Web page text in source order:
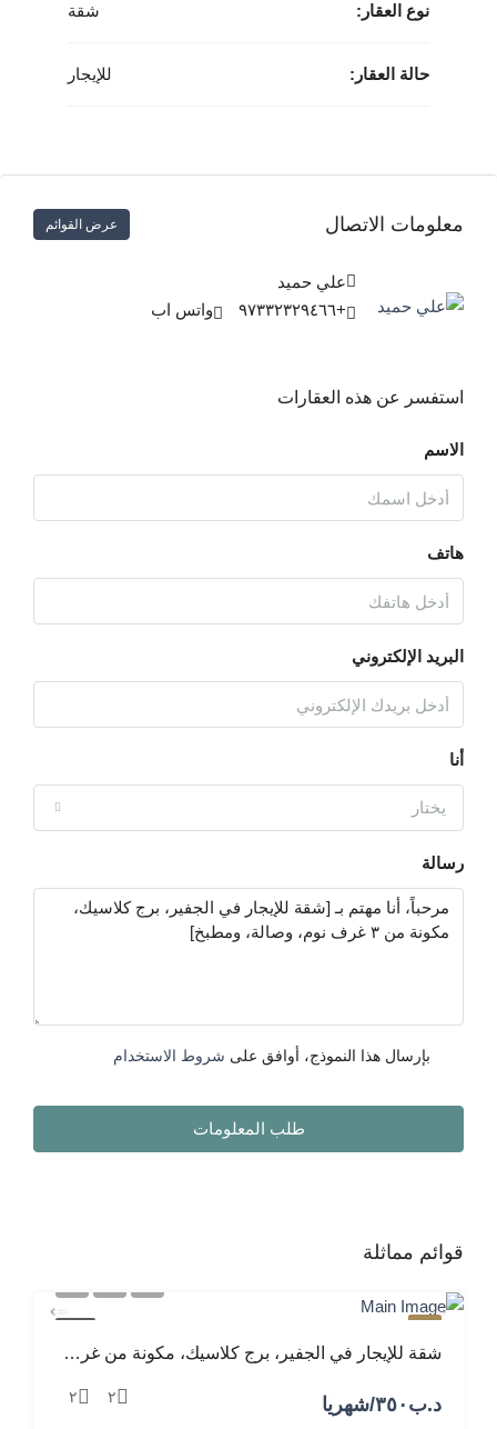
نوع العقار: شقة
حالة العقار: للإيجار
معلومات الاتصال عرض القوائم
علي حميد
+٩٧٣٣٢٣٢٩٤٦٦
واتس اب
استفسر عن هذه العقارات
الاسم
هاتف
البريد الإلكتروني
أنا
يختار
رسالة
بإرسال هذا النموذج، أوافق على شروط الاستخدام
طلب المعلومات
قوائم مماثلة
مميز
شقة للإيجار في الجفير، برج كلاسيك، مكونة من غرفتين نوم وصالة ومطبخ
د.ب‎٣٥٠/شهريا ٢ ٢